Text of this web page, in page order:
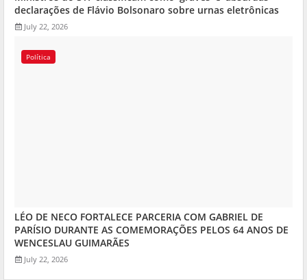
declarações de Flávio Bolsonaro sobre urnas eletrônicas
July 22, 2026
Política
LÉO DE NECO FORTALECE PARCERIA COM GABRIEL DE
PARÍSIO DURANTE AS COMEMORAÇÕES PELOS 64 ANOS DE
WENCESLAU GUIMARÃES
July 22, 2026